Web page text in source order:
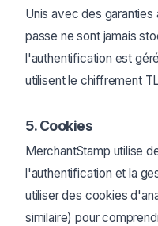
Unis avec des
passe ne sont jamais
l'authentification est
utilisent le chiffrement
5. Cookies
MerchantStamp utilise
l'authentification et la
utiliser des cookies
similaire) pour